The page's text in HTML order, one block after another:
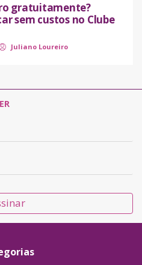
gratuitamente?
sem custos no Clube
Juliano Loureiro